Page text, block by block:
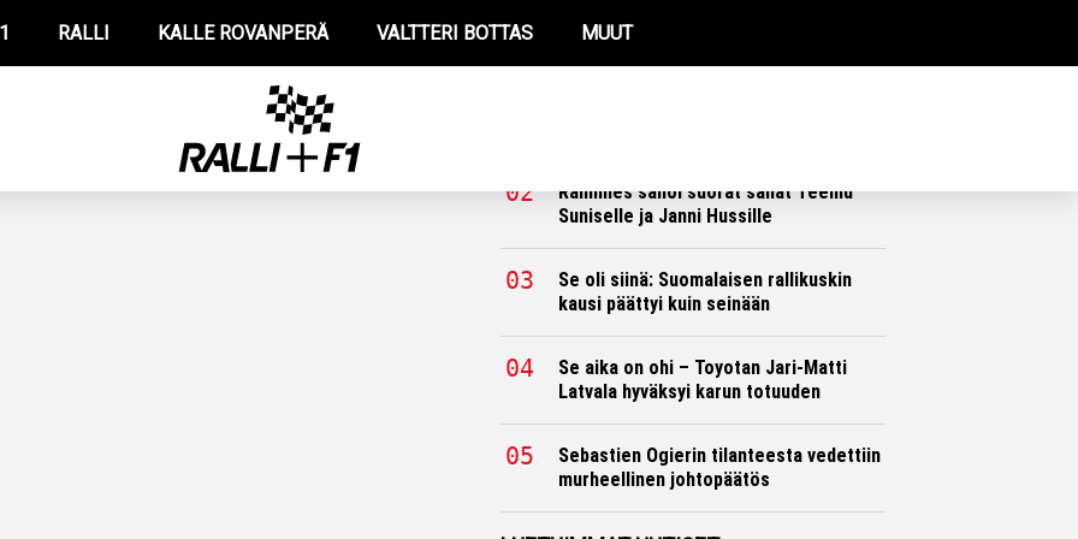
RALLI KALLE ROVANPERÄ VALTTERI BOTTAS MUUT
Rallimies sanoi suorat sanat Teemu
Suniselle ja Janni Hussille
Se oli siinä: Suomalaisen rallikuskin
kausi päättyi kuin seinään
Se aika on ohi – Toyotan Jari-Matti
Latvala hyväksyi karun totuuden
Sebastien Ogierin tilanteesta vedettiin
murheellinen johtopäätös